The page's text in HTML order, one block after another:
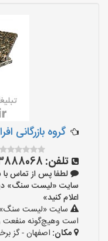
گروه بازرگانی افرا
تلفن:
لطفا پس از تماس
اعلام کنید»
سایت «لیست
است وهیچ‌گونه منفعت و
مکان: اصفهان - گز